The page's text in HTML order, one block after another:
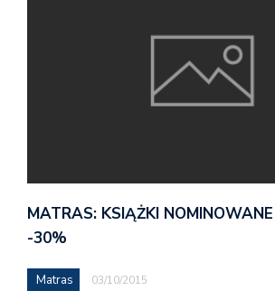
MATRAS: KSIĄŻKI
-30%
Matras 03/10/2015